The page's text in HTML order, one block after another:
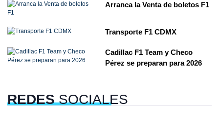
Arranca la Venta de boletos F1
Transporte F1 CDMX
Cadillac F1 Team y Checo
Pérez se preparan para 2026
REDESSOCIALES